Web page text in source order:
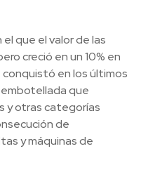
que el valor de las
creció en un 10% en
en los últimos
embotellada que
y otras categorías
de
y máquinas de